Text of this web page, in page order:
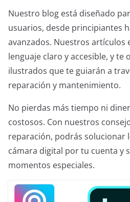
Nuestro blog está diseñado
usuarios, desde principiantes
avanzados. Nuestros artículos
lenguaje claro y accesible, y te
ilustrados que te guiarán a
reparación y mantenimiento.
No pierdas más tiempo ni
costosos. Con nuestros
reparación, podrás solucionar
cámara digital por tu cuenta y
momentos especiales.